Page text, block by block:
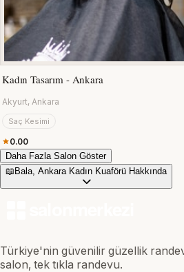
Kadın Tasarım - Ankara
Akyurt, Ankara
Saç Kesimi
0.00
Daha Fazla Salon Göster
📖 Bala, Ankara Kadın Kuaförü Hakkında
Türkiye'nin güvenilir güzellik
salon, tek tıkla randevu.